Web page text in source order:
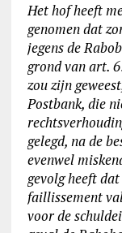
Het hof heeft
genomen dat
jegens de
grond van art.
zou zijn
Postbank, die
gelegd, na de
evenwel
gevolg heeft
faillissement
voor de